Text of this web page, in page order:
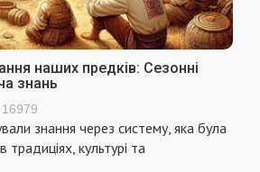
наших предків: Сезонні
знань
16979
знання через систему, яка була
традиціях, культурі та